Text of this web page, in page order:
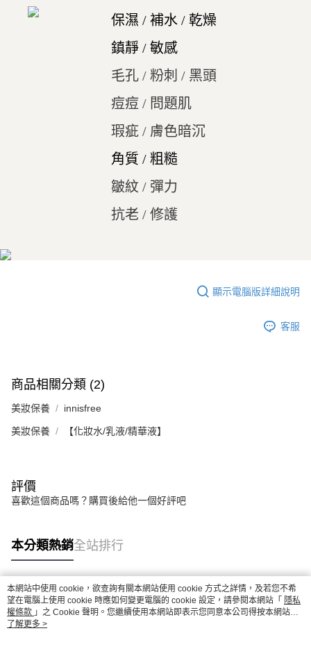
保濕 / 補水 / 乾燥
鎮靜 / 敏感
毛孔 / 粉刺 / 黑頭
痘痘 / 問題肌
瑕疵 / 膚色暗沉
角質 / 粗糙
皺紋 / 彈力
抗老 / 修護
顯示電腦版詳細說明
客服
商品相關分類 (2)
美妝保養 innisfree
美妝保養 【化妝水/乳液/精華液】
評價
喜歡這個商品嗎？購買後給他一個好評吧
本分類熱銷全站排行
熱門標籤
本網站中使用 cookie，欲查詢有關本網站使用 cookie 方式之詳情，及若您不希
望在電腦上使用 cookie 時應如何變更電腦的 cookie 設定，請參閱本網站「 隱私
權條款 」之 Cookie 聲明。您繼續使用本網站即表示您同意本公司得按本網站使
用條款之 Cookie 聲明使用 cookie。
了解更多 >